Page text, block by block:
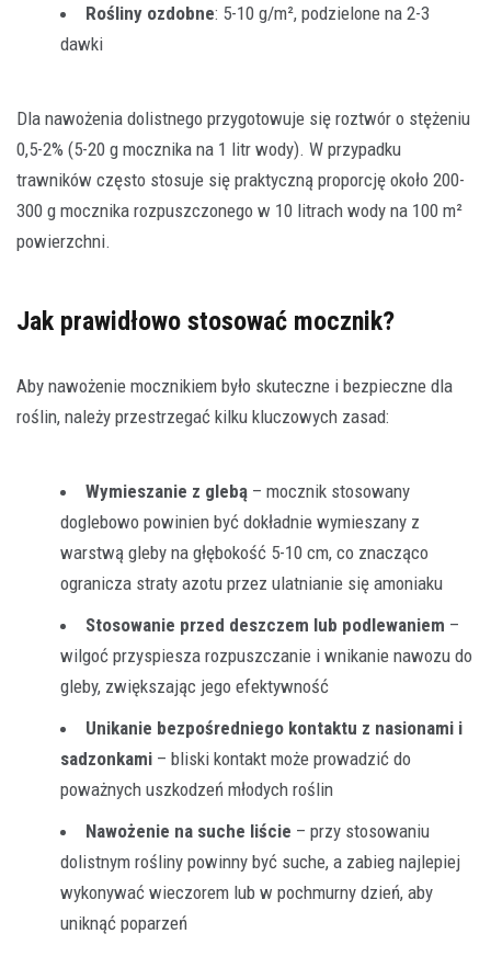
Rośliny ozdobne: 5-10 g/m², podzielone na 2-3
dawki
Dla nawożenia dolistnego przygotowuje się roztwór o stężeniu
0,5-2% (5-20 g mocznika na 1 litr wody). W przypadku
trawników często stosuje się praktyczną proporcję około 200-
300 g mocznika rozpuszczonego w 10 litrach wody na 100 m²
powierzchni.
Jak prawidłowo stosować mocznik?
Aby nawożenie mocznikiem było skuteczne i bezpieczne dla
roślin, należy przestrzegać kilku kluczowych zasad:
Wymieszanie z glebą – mocznik stosowany
doglebowo powinien być dokładnie wymieszany z
warstwą gleby na głębokość 5-10 cm, co znacząco
ogranicza straty azotu przez ulatnianie się amoniaku
Stosowanie przed deszczem lub podlewaniem –
wilgoć przyspiesza rozpuszczanie i wnikanie nawozu do
gleby, zwiększając jego efektywność
Unikanie bezpośredniego kontaktu z nasionami i
sadzonkami – bliski kontakt może prowadzić do
poważnych uszkodzeń młodych roślin
Nawożenie na suche liście – przy stosowaniu
dolistnym rośliny powinny być suche, a zabieg najlepiej
wykonywać wieczorem lub w pochmurny dzień, aby
uniknąć poparzeń